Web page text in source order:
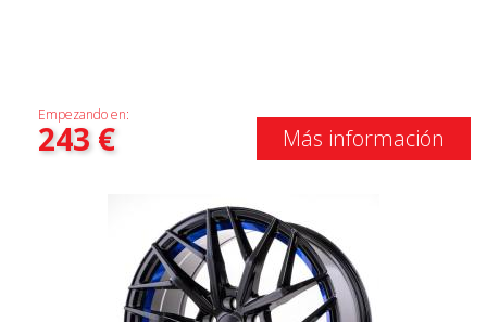
Empezando en:
243€ Más información